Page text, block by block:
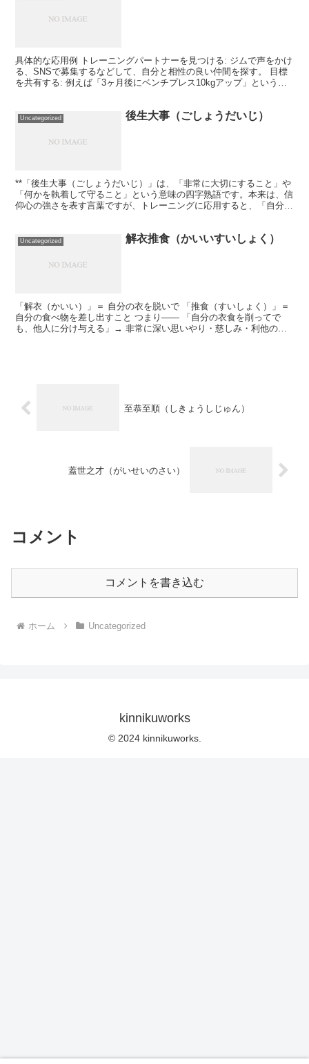
具体的な応用例 トレーニングパートナーを見つける: ジムで声をかけ
る、SNSで募集するなどして、自分と相性の良い仲間を探す。 目標
を共有する: 例えば「3ヶ月後にベンチプレス10kgアップ」という共
Uncategorized 後生大事（ごしょうだいじ）
**「後生大事（ごしょうだいじ）」は、「非常に大切にすること」や
「何かを執着して守ること」という意味の四字熟語です。本来は、信
仰心の強さを表す言葉ですが、トレーニングに応用すると、「自分の
Uncategorized 解衣推食（かいいすいしょく）
「解衣（かいい）」＝ 自分の衣を脱いで 「推食（すいしょく）」＝
自分の食べ物を差し出すこと つまり―― 「自分の衣食を削ってで
も、他人に分け与える」→ 非常に深い思いやり・慈しみ・利他の心
至恭至順（しきょうしじゅん）
蓋世之才（がいせいのさい）
コメント
コメントを書き込む
ホーム Uncategorized
kinnikuworks
© 2024 kinnikuworks.